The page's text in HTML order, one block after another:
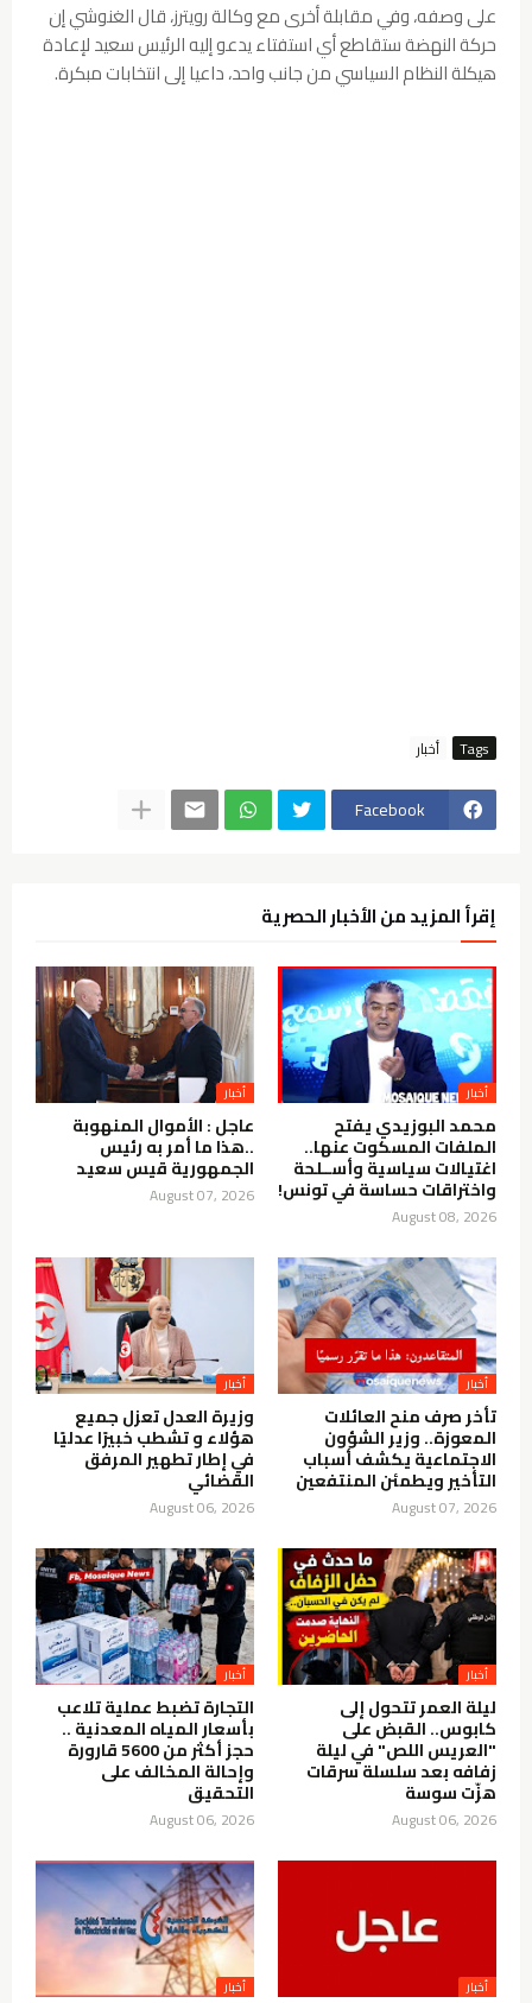
على وصفه، وفي مقابلة أخرى مع وكالة رويترز، قال الغنوشي إن
حركة النهضة ستقاطع أي استفتاء يدعو إليه الرئيس سعيد لإعادة
هيكلة النظام السياسي من جانب واحد، داعيا إلى انتخابات مبكرة.
Tags أخبار
Facebook
إقرأ المزيد من الأخبار الحصرية
أخبار
محمد البوزيدي يفتح
الملفات المسكوت عنها..
اغتيالات سياسية وأســلحة
واختراقات حساسة في تونس!
August 08, 2026
أخبار
عاجل : الأموال المنهوبة
..هذا ما أمر به رئيس
الجمهورية قيس سعيد
August 07, 2026
أخبار
تأخر صرف منح العائلات
المعوزة.. وزير الشؤون
الاجتماعية يكشف أسباب
التأخير ويطمئن المنتفعين
August 07, 2026
أخبار
وزيرة العدل تعزل جميع
هؤلاء و تشطب خبيرًا عدليًا
في إطار تطهير المرفق
القضائي
August 06, 2026
أخبار
ليلة العمر تتحول إلى
كابوس.. القبض على
"العريس اللص" في ليلة
زفافه بعد سلسلة سرقات
هزّت سوسة
August 06, 2026
أخبار
التجارة تضبط عملية تلاعب
بأسعار المياه المعدنية ..
حجز أكثر من 5600 قارورة
وإحالة المخالف على
التحقيق
August 06, 2026
أخبار أخبار